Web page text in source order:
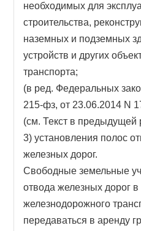
необходимых для
строительства,
наземных и подземных
устройств и других
транспорта;
(в ред. Федеральных
215-фз, от 23.06.2014 N
(см. Текст в предыдущей
3) установления полос
железных дорог.
Свободные земельные
отвода железных дорог
железнодорожного
передаваться в аренду